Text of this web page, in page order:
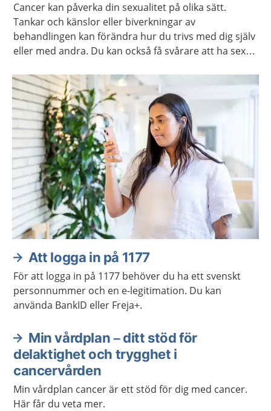
Cancer kan påverka din sexualitet på olika sätt.
Tankar och känslor eller biverkningar av
behandlingen kan förändra hur du trivs med dig själv
eller med andra. Du kan också få svårare att ha sex
lusten och förmågan att ha sex.
Att logga in på 1177
För att logga in på 1177 behöver du ha ett svenskt
personnummer och en e-legitimation. Du kan
använda BankID eller Freja+.
Min vårdplan – ditt stöd för
delaktighet och trygghet i
cancervården
Min vårdplan cancer är ett stöd för dig med cancer.
Här får du veta mer.